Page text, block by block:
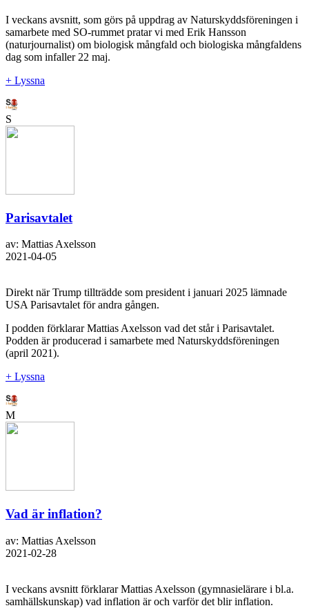
I veckans avsnitt, som görs på uppdrag av Naturskyddsföreningen i
samarbete med SO-rummet pratar vi med Erik Hansson
(naturjournalist) om biologisk mångfald och biologiska mångfaldens
dag som infaller 22 maj.
+ Lyssna
S
Parisavtalet
av: Mattias Axelsson
2021-04-05
Direkt när Trump tillträdde som president i januari 2025 lämnade
USA Parisavtalet för andra gången.
I podden förklarar Mattias Axelsson vad det står i Parisavtalet.
Podden är producerad i samarbete med Naturskyddsföreningen
(april 2021).
+ Lyssna
M
Vad är inflation?
av: Mattias Axelsson
2021-02-28
I veckans avsnitt förklarar Mattias Axelsson (gymnasielärare i bl.a.
samhällskunskap) vad inflation är och varför det blir inflation.